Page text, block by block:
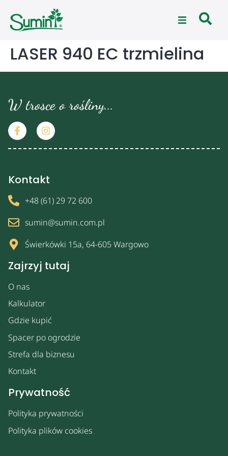
LASER 940 EC trzmielina
W trosce o rośliny...
Zajrzyj tutaj
O nas
Kalkulator
Gdzie kupić
Spacer po ogrodzie
Strefa dla biznesu
Kontakt
Prywatność
Polityka prywatności
Polityka plików cookies
Kontakt
+48 (61) 29 72 600
sumin@sumin.com.pl
Świerkówki 15a, 64-605 Wargowo